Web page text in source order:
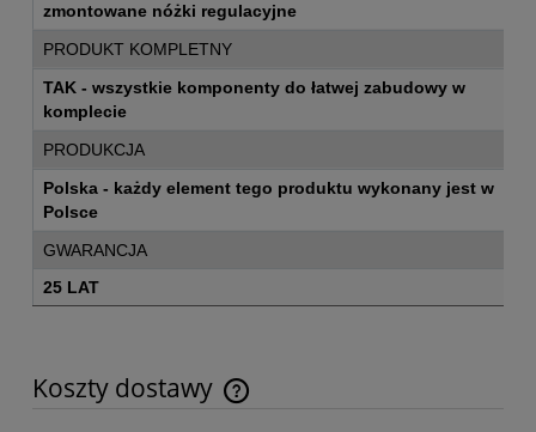
zmontowane nóżki regulacyjne
PRODUKT KOMPLETNY
TAK - wszystkie komponenty do łatwej zabudowy w
komplecie
PRODUKCJA
Polska - każdy element tego produktu wykonany jest w
Polsce
GWARANCJA
25 LAT
Koszty dostawy
Cena nie zawiera ewentualnych kosztów płatności